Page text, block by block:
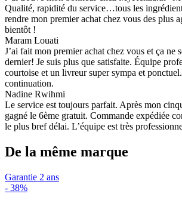
Qualité, rapidité du service…tous les
rendre mon premier achat chez vous des plus
bientôt !
Maram Louati
J’ai fait mon premier achat chez vous et ça ne
dernier! Je suis plus que satisfaite. Équipe
courtoise et un livreur super sympa et
continuation.
Nadine Rwihmi
Le service est toujours parfait. Après mon
gagné le 6ème gratuit. Commande expédiée
le plus bref délai. L’équipe est très
De la même marque
Garantie 2 ans
- 38%